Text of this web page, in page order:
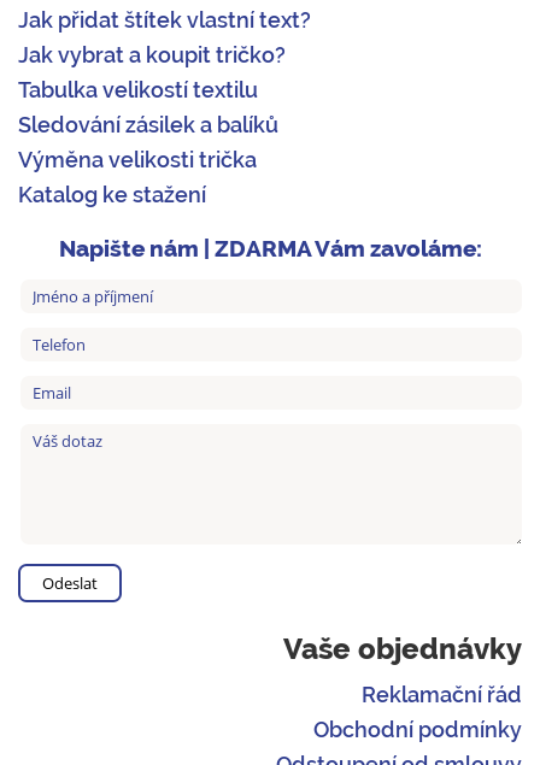
Jak přidat štítek vlastní text?
Jak vybrat a koupit tričko?
Tabulka velikostí textilu
Sledování zásilek a balíků
Výměna velikosti trička
Katalog ke stažení
Napište nám | ZDARMA Vám zavoláme:
Vaše objednávky
Reklamační řád
Obchodní podmínky